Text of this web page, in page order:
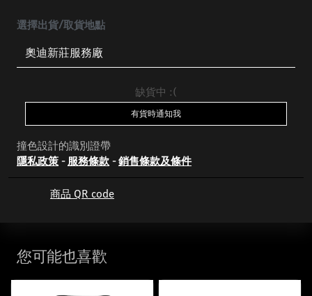
選擇出貨/取貨地點
缺貨中 :(
有貨時通知我
撞色設計的識別證帶
隱私政策 - 服務條款 -銷售條款及條件
商品 QR code
您可能也喜歡